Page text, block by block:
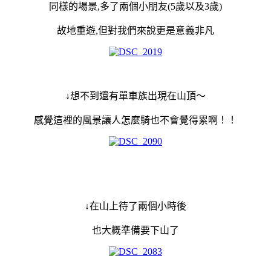
同樣的場景,多了兩個小朋友(5歲以及3歲)
故地重遊,但對我們來說更是意義非凡
↓想不到還有單車族出現在山頂～
感覺這裡的風景讓人怎麼騎也不會覺得累啊！！
↓在山上待了兩個小時後
也大概準備要下山了